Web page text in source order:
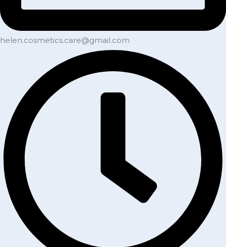
helen.cosmetics.care@gmail.com